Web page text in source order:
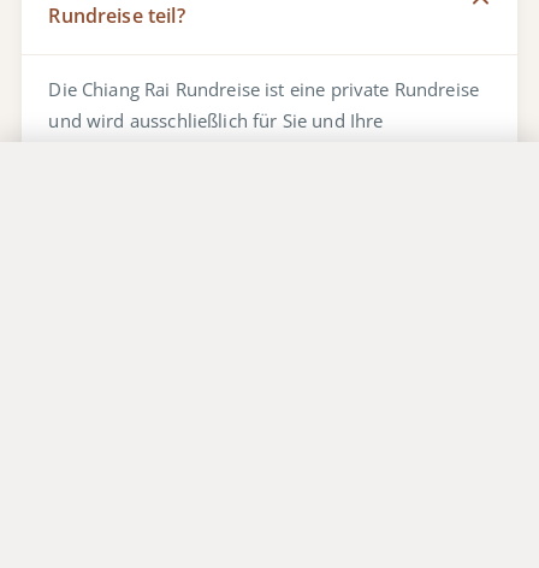
Rundreise teil?
Die Chiang Rai Rundreise ist eine private Rundreise
und wird ausschließlich für Sie und Ihre